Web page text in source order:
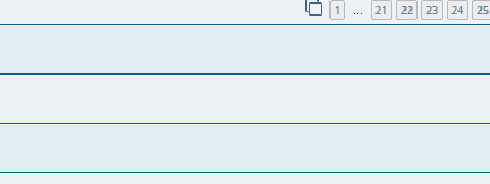
1 … 21 22 23 24 25